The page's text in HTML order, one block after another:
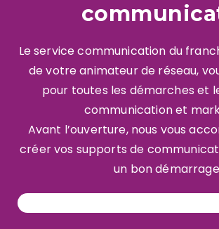
Le service communication du
de votre animateur de réseau,
pour toutes les démarches et
communication et
Avant l’ouverture, nous vous
créer vos supports de
un bon